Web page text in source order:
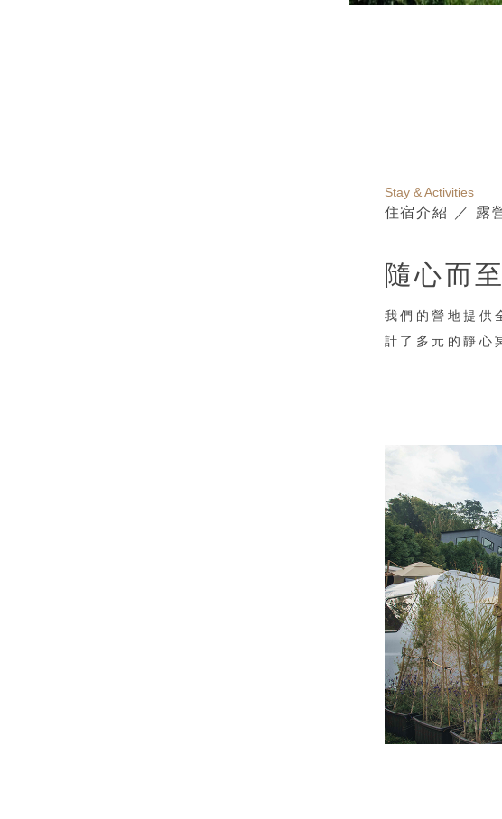
Stay & Activities
住宿介紹 ／ 露
隨心而至
我們的營地提供
計了多元的靜心